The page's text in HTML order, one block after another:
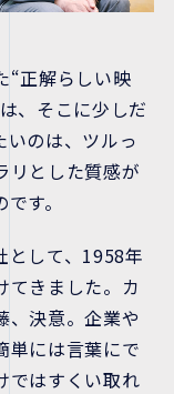
“正解らしい映
、そこに少しだ
いのは、ツルっ
リとした質感が
す。
として、1958年
てきました。カ
、決意。企業や
単には言葉にで
ではすくい取れ